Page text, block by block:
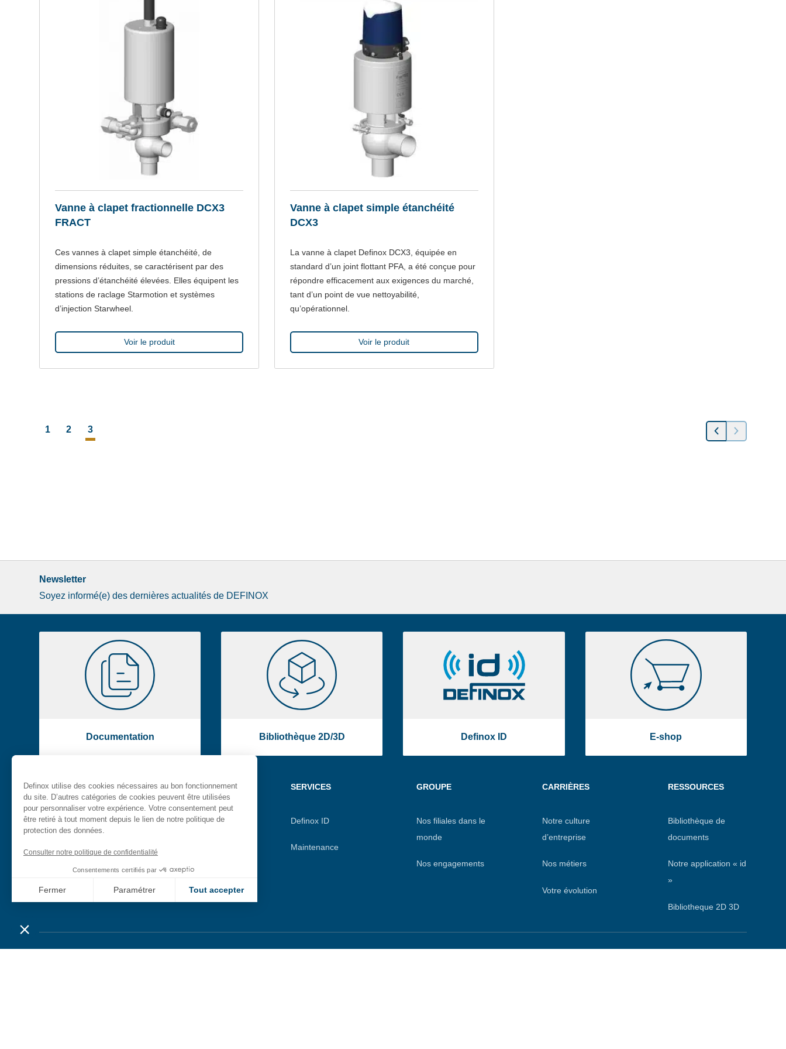
Vanne à clapet fractionnelle DCX3
FRACT
Ces vannes à clapet simple étanchéité, de
dimensions réduites, se caractérisent par des
pressions d’étanchéité élevées. Elles équipent les
stations de raclage Starmotion et systèmes
d’injection Starwheel.
Voir le produit
Vanne à clapet simple étanchéité
DCX3
La vanne à clapet Definox DCX3, équipée en
standard d’un joint flottant PFA, a été conçue pour
répondre efficacement aux exigences du marché,
tant d’un point de vue nettoyabilité,
qu’opérationnel.
Voir le produit
NAVIGATION
1 2 3
Newsletter
Soyez informé(e) des dernières actualités de DEFINOX
Documentation
Documentation
Bibliothèque 2D/3D
Bibliothèque
2D/3D
Definox ID
ID
E-shop
shop
Menu
footer
SOLUTIONS
Domaines
PRODUITS
Raclage
Vannes aseptiques
SERVICES
Definox ID
Maintenance
GROUPE
Nos filiales dans le
monde
Nos engagements
CARRIÈRES
Notre culture
d’entreprise
Nos métiers
Votre évolution
RESSOURCES
Bibliothèque de
documents
Notre application « id
»
Bibliotheque 2D 3D
Definox utilise des cookies nécessaires au bon fonctionnement
du site. D’autres catégories de cookies peuvent être utilisées
pour personnaliser votre expérience. Votre consentement peut
être retiré à tout moment depuis le lien de notre politique de
protection des données.
Consulter notre politique de confidentialité
Consentements certifiés par
Fermer Paramétrer
Tout accepter